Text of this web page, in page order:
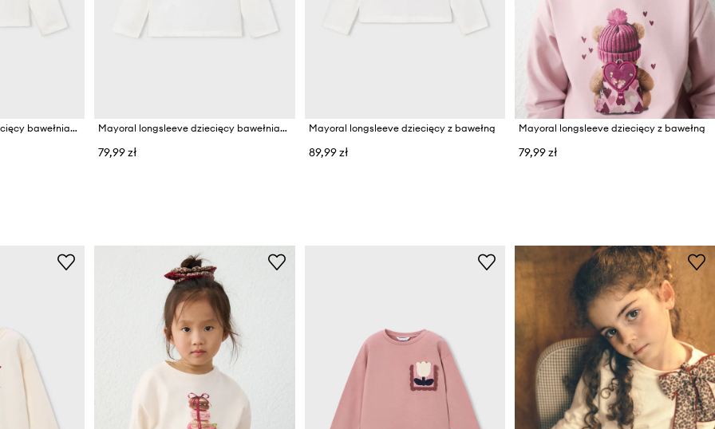
Mayoral longsleeve dziecięcy bawełniany Mayoral longsleeve dziecięcy bawełniany
79,99 zł
Mayoral longsleeve dziecięcy z bawełną
89,99 zł
Mayoral longsleeve dziecięcy z bawełną
79,99 zł